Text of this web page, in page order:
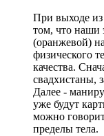
При выходе из
том, что наши
(оранжевой)
физического
качества.
свадхистаны,
Далее -
уже будут
можно
пределы тела.